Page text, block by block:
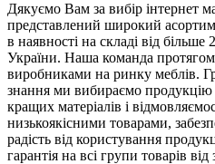
Дякуємо Вам за вибір інтернет
представлений широкий
в наявності на складі від
України. Наша команда
виробниками на ринку меблів.
знання ми вибираємо продукцію
кращих матеріалів і
низькоякісними товарами,
радість від користування
гарантія на всі групи товарів